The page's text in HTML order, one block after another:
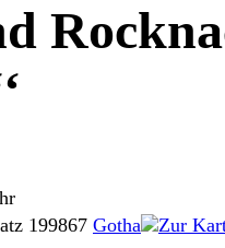
199867 Gotha
Zur